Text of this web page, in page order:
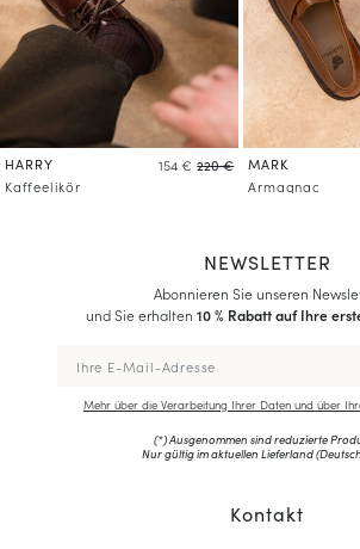
HARRY 154 € 220 €
Kaffeelikör
MARK
Armagnac
NEWSLETTER
Abonnieren Sie unseren
und Sie erhalten 10 % Rabatt auf Ihre
Mehr über die Verarbeitung Ihrer Daten und über
(*) Ausgenommen sind reduzierte
Nur gültig im aktuellen Lieferland (
Kontakt